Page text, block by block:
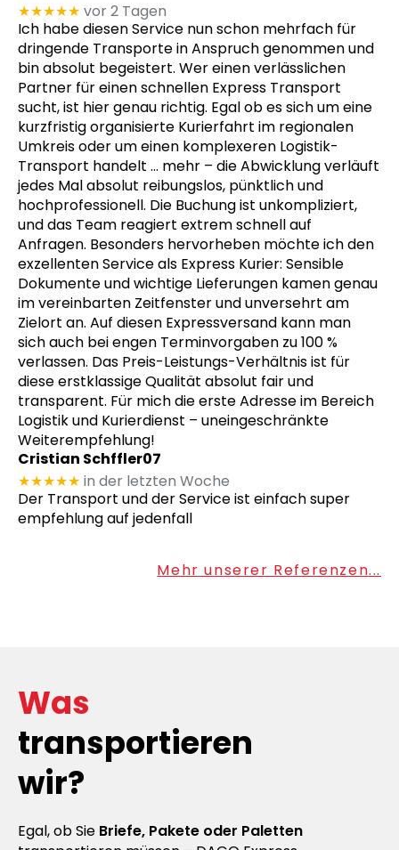
★★★★★ vor 2 Tagen
Ich habe diesen Service nun schon mehrfach für
dringende Transporte in Anspruch genommen und
bin absolut begeistert. Wer einen verlässlichen
Partner für einen schnellen Express Transport
sucht, ist hier genau richtig. Egal ob es sich um eine
kurzfristig organisierte Kurierfahrt im regionalen
Umkreis oder um einen komplexeren Logistik-
Transport handelt … mehr – die Abwicklung verläuft
jedes Mal absolut reibungslos, pünktlich und
hochprofessionell. Die Buchung ist unkompliziert,
und das Team reagiert extrem schnell auf
Anfragen. Besonders hervorheben möchte ich den
exzellenten Service als Express Kurier: Sensible
Dokumente und wichtige Lieferungen kamen genau
im vereinbarten Zeitfenster und unversehrt am
Zielort an. Auf diesen Expressversand kann man
sich auch bei engen Terminvorgaben zu 100 %
verlassen. Das Preis-Leistungs-Verhältnis ist für
diese erstklassige Qualität absolut fair und
transparent. Für mich die erste Adresse im Bereich
Logistik und Kurierdienst – uneingeschränkte
Weiterempfehlung!
Cristian Schffler07
★★★★★ in der letzten Woche
Der Transport und der Service ist einfach super
empfehlung auf jedenfall
Mehr unserer Referenzen...
Was
transportieren
wir?
Egal, ob Sie Briefe, Pakete oder Paletten